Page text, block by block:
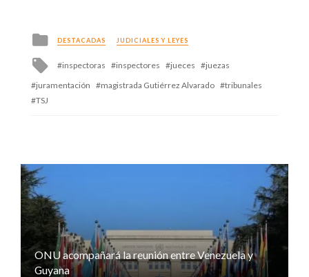
Posted
in
DESTACADAS JUDICIALES Y LEYES
Tagged
inspectoras inspectores jueces
juezas
juramentación
magistrada Gutiérrez Alvarado
tribunales
TSJ
ONU acompañará la reunión entre Venezuela y
Guyana